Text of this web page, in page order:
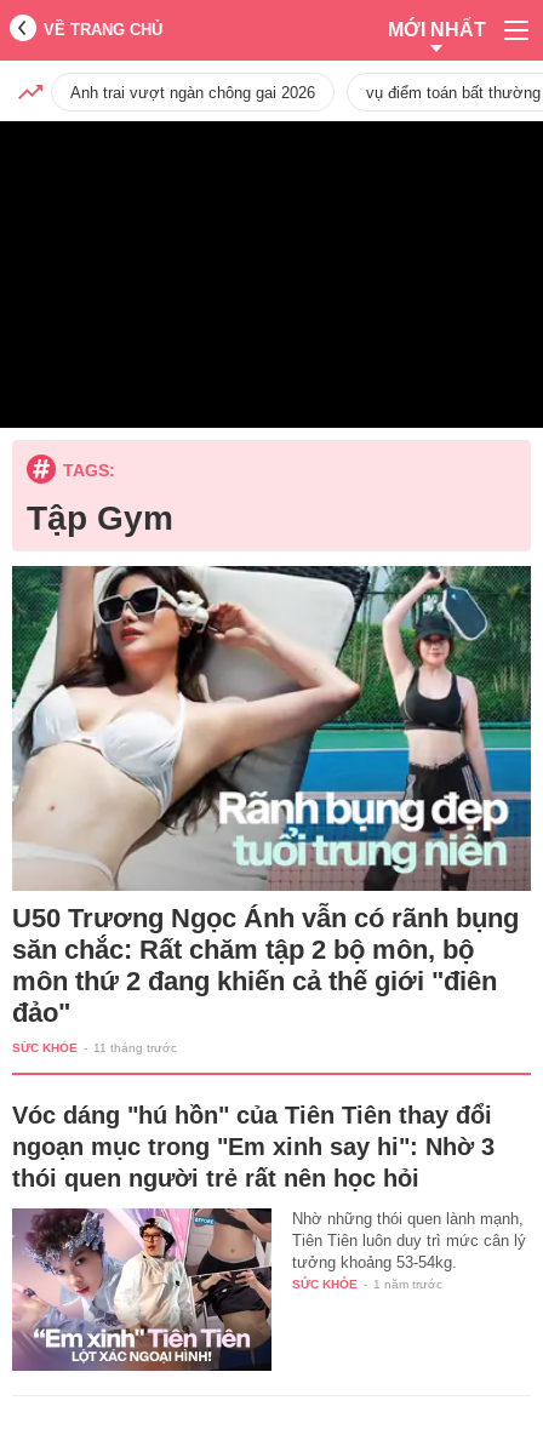
VỀ TRANG CHỦ MỚI NHẤT
Anh trai vượt ngàn chông gai 2026 vụ điểm toán bất
TAGS:
Tập Gym
U50 Trương Ngọc Ánh vẫn có rãnh bụng
săn chắc: Rất chăm tập 2 bộ môn, bộ
môn thứ 2 đang khiến cả thế giới "điên
đảo"
SỨC KHỎE - 11 tháng trước
Vóc dáng "hú hồn" của Tiên Tiên thay đổi
ngoạn mục trong "Em xinh say hi": Nhờ 3
thói quen người trẻ rất nên học hỏi
Nhờ những thói quen lành mạnh,
Tiên Tiên luôn duy trì mức cân lý
tưởng khoảng 53-54kg.
SỨC KHỎE - 1 năm trước